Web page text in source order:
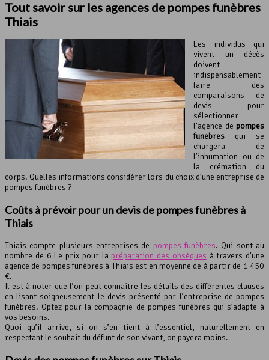
Tout savoir sur les agences de pompes funèbres
Thiais
Les individus qui
vivent un décès
doivent
indispensablement
faire des
comparaisons de
devis pour
sélectionner
l’agence de pompes
funèbres qui se
chargera de
l’inhumation ou de
la crémation du
corps. Quelles informations considérer lors du choix d’une entreprise de
pompes funèbres ?
Coûts à prévoir pour un devis depompes funèbresà
Thiais
Thiais compte plusieurs entreprises de pompes funèbres. Qui sont au
nombre de 6 Le prix pour la préparation des obsèques à travers d’une
agence de pompes funèbres à Thiais est en moyenne de à partir de 1 450
€.
Il est à noter que l’on peut connaitre les détails des différentes clauses
en lisant soigneusement le devis présenté par l’entreprise de pompes
funèbres. Optez pour la compagnie de pompes funèbres qui s’adapte à
vos besoins.
Quoi qu’il arrive, si on s’en tient à l’essentiel, naturellement en
respectant le souhait du défunt de son vivant, on payera moins.